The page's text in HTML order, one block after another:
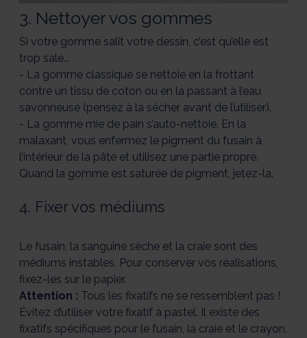
3. Nettoyer vos gommes
Si votre gomme salit votre dessin, c’est qu’elle est
trop sale...
- La gomme classique se nettoie en la frottant
contre un tissu de coton ou en la passant à l’eau
savonneuse (pensez à la sécher avant de l’utiliser).
- La gomme mie de pain s’auto-nettoie. En la
malaxant, vous enfermez le pigment du fusain à
l’intérieur de la pâte et utilisez une partie propre.
Quand la gomme est saturée de pigment, jetez-la.
4. Fixer vos médiums
Le fusain, la sanguine sèche et la craie sont des
médiums instables. Pour conserver vos réalisations,
fixez-les sur le papier.
Attention : Tous les fixatifs ne se ressemblent pas !
Évitez d’utiliser votre fixatif à pastel. Il existe des
fixatifs spécifiques pour le fusain, la craie et le crayon,